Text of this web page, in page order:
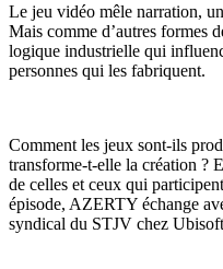
Le jeu vidéo mêle narration,
Mais comme d’autres formes
logique industrielle qui
personnes qui les fabriquent.
Comment les jeux sont-ils
transforme-t-elle la création ?
de celles et ceux qui
épisode, AZERTY échange
syndical du STJV chez